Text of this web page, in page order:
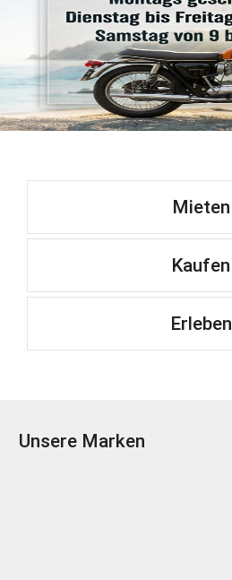
Mieten
Kaufen
Erleben
Unsere Marken